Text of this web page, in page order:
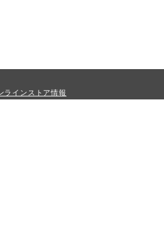
ラインストア情報